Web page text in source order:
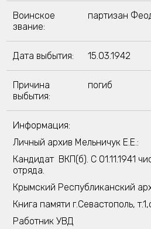
Воинское
звание:
партизан
Дата выбытия: 15.03.1942
Причина
выбытия:
погиб
Информация:
Личный архив Мельничук Е.Е.:
Кандидат ВКП(б). С 01.11.1941
отряда.
Крымский Республиканский
Книга памяти г.Севастополь,
Работник УВД